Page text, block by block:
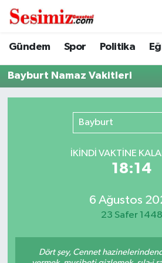
Gündem Spor Politika
Bayburt Namaz Vakitleri
Bayburt
İKINDI VAKTİNE
18:14
6 Ağustos
23 Safer 1448
Dört şey, Cennet
Dünya
Eğitim
Sağlık
Nöbetçi Eczaneler
Hava Durumu
Trafik Durumu
Süper Lig Puan Durumu ve
Tüm Manşetler
Haber Arşivi